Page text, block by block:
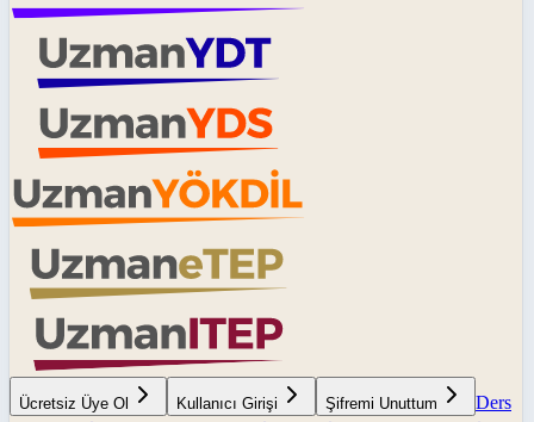
Ücretsiz Üye Ol Kullanıcı Girişi Şifremi Unuttum
Ders